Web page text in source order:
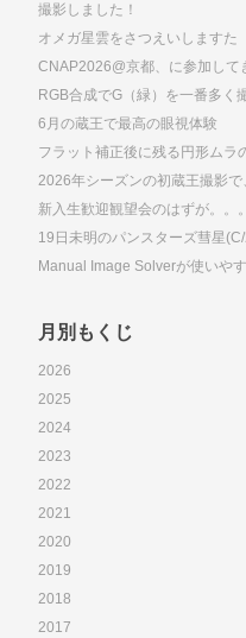
撮影しました！
オメガ星雲をさつえいしますた
CNAP2026@京都、に参加して
RGB合成でG（緑）を一番多く
6月の蔵王で最高の眼視体験
フラット補正後に残る円形ムラ
2026年シーズンの初蔵王撮影
新入生歓迎観望会のはずが。。。
19日未明のパンスターズ彗星
Manual Image Solverが使いや
月別もくじ
2026
2025
2024
2023
2022
2021
2020
2019
2018
2017